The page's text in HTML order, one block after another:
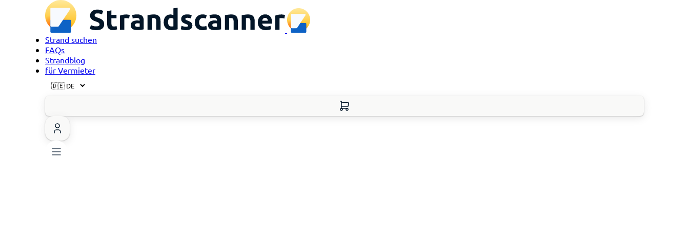
Strand suchen
FAQs
Strandblog
für Vermieter